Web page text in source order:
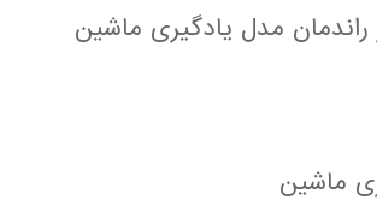
مدل یادگیری ماشین
ماشین